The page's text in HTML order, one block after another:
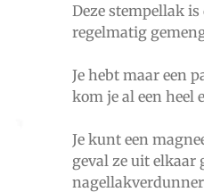
Deze stempellak
regelmatig
Je hebt maar een
kom je al een
Je kunt een
geval ze uit elkaar
nagellakverdunner